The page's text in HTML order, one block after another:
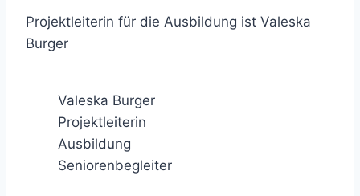
Projektleiterin für die Ausbildung ist Valeska
Burger
Valeska Burger
Projektleiterin
Ausbildung
Seniorenbegleiter